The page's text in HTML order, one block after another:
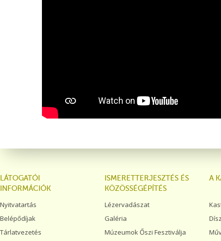
LÁTOGATÓI
INFORMÁCIÓK
Nyitvatartás
Belépődíjak
Tárlatvezetés
ISMERETTERJESZTÉS ÉS
KÖZÖSSÉGÉPÍTÉS
Lézervadászat
Galéria
Múzeumok Őszi Fesztiválja
A